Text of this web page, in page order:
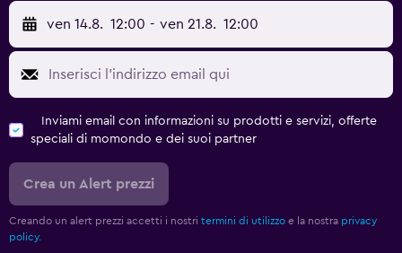
ven 14.8. 12:00 - ven 21.8. 12:00
Inviami email con informazioni su prodotti e servizi, offerte
speciali di momondo e dei suoi partner
Crea un Alert prezzi
Creando un alert prezzi accetti i nostri termini di utilizzo e la nostra privacy
policy.